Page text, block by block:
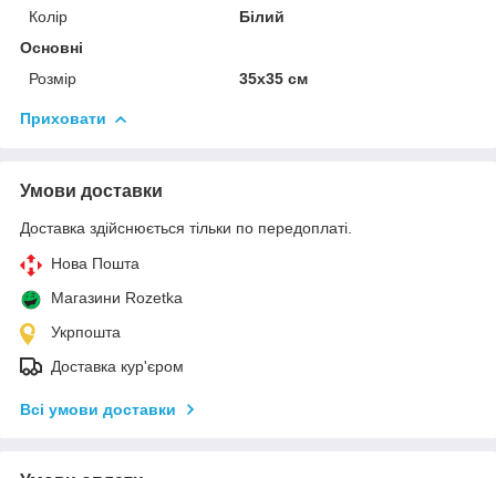
Колір
Білий
Основні
Розмір
35x35 см
Приховати
Умови доставки
Доставка здійснюється тільки по передоплаті.
Нова Пошта
Магазини Rozetka
Укрпошта
Доставка кур'єром
Всі умови доставки